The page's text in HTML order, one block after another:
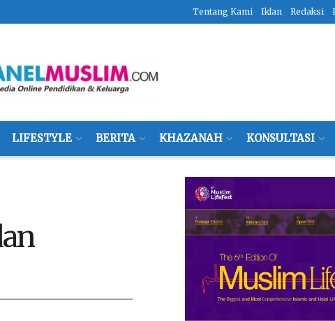
Tentang Kami Iklan Redaksi
LIFESTYLE BERITA KHAZANAH KONSULTASI